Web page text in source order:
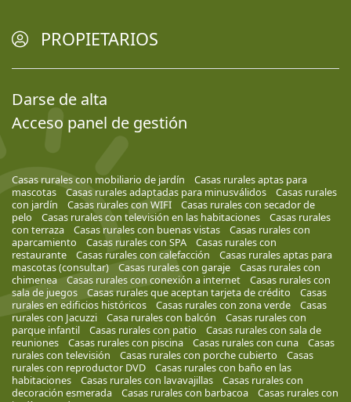
PROPIETARIOS
Darse de alta
Acceso panel de gestión
Casas rurales con mobiliario de jardín
Casas rurales aptas para
mascotas
Casas rurales adaptadas para minusválidos
Casas rurales
con jardín
Casas rurales con WIFI
Casas rurales con secador de
pelo
Casas rurales con televisión en las habitaciones
Casas rurales
con terraza
Casas rurales con buenas vistas
Casas rurales con
aparcamiento
Casas rurales con SPA
Casas rurales con
restaurante
Casas rurales con calefacción
Casas rurales aptas para
mascotas (consultar)
Casas rurales con garaje
Casas rurales con
chimenea
Casas rurales con conexión a internet
Casas rurales con
sala de juegos
Casas rurales que aceptan tarjeta de crédito
Casas
rurales en edificios históricos
Casas rurales con zona verde
Casas
rurales con Jacuzzi
Casa rurales con balcón
Casas rurales con
parque infantil
Casas rurales con patio
Casas rurales con sala de
reuniones
Casas rurales con piscina Casas rurales con cuna
Casas
rurales con televisión
Casas rurales con porche cubierto
Casas
rurales con reproductor DVD
Casas rurales con baño en las
habitaciones
Casas rurales con lavavajillas
Casas rurales con
decoración esmerada
Casas rurales con barbacoa
Casas rurales con